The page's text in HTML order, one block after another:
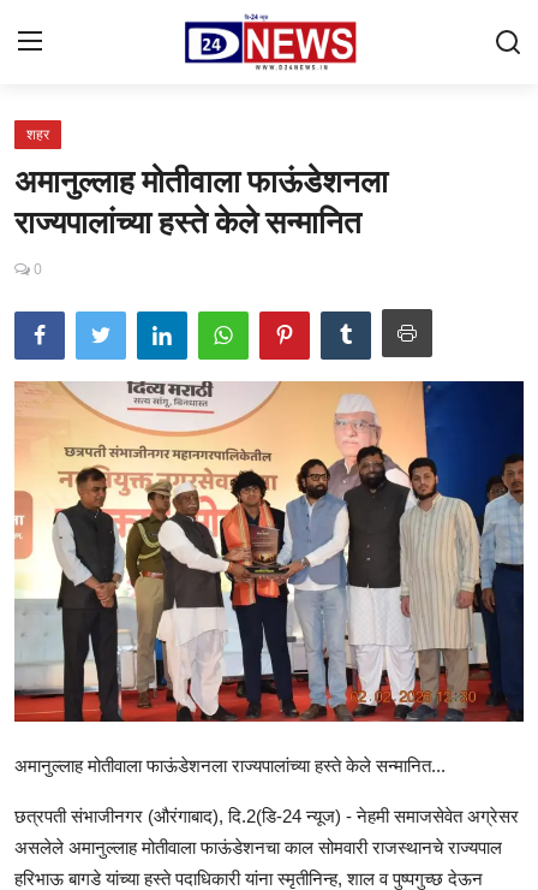
Gallery
Contact
राष्ट्रीय
महाराष्ट्र
शहर
ताजी बातमी
आरोग्य
खेळजगत
राजकीय
क्राईम
साहित्य
सामाजिक
शहर
अमानुल्लाह मोतीवाला फाऊंडेशनला
राज्यपालांच्या हस्ते केले सन्मानित
0
अमानुल्लाह मोतीवाला फाऊंडेशनला राज्यपालांच्या हस्ते केले सन्मानित...
छत्रपती संभाजीनगर (औरंगाबाद), दि.2(डि-24 न्यूज) - नेहमी समाजसेवेत अग्रेसर
असलेले अमानुल्लाह मोतीवाला फाऊंडेशनचा काल सोमवारी राजस्थानचे राज्यपाल
हरिभाऊ बागडे यांच्या हस्ते पदाधिकारी यांना स्मृतीनिन्ह, शाल व पुष्पगुच्छ देऊन